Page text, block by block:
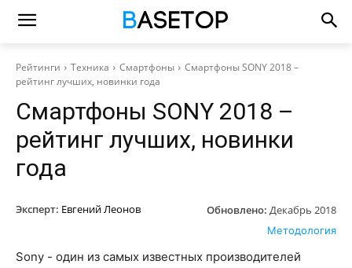
Рейтинги Техника Смартфоны
Смартфоны SONY 2018 –
рейтинг лучших, новинки года
Смартфоны SONY 2018 –
рейтинг лучших, новинки
года
Эксперт: Евгений Леонов Обновлено: Декабрь 2018
Методология
Sony - один из самых известных производителей